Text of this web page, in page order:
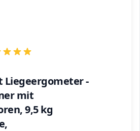
Liegeergometer -
mit
9,5 kg